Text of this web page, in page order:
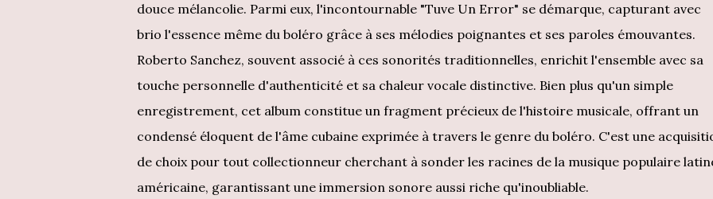
douce mélancolie. Parmi eux, l'incontournable "Tuve Un Error" se démarque, capturant avec
brio l'essence même du boléro grâce à ses mélodies poignantes et ses paroles émouvantes.
Roberto Sanchez, souvent associé à ces sonorités traditionnelles, enrichit l'ensemble avec sa
touche personnelle d'authenticité et sa chaleur vocale distinctive. Bien plus qu'un simple
enregistrement, cet album constitue un fragment précieux de l'histoire musicale, offrant un
condensé éloquent de l'âme cubaine exprimée à travers le genre du boléro. C'est une
de choix pour tout collectionneur cherchant à sonder les racines de la musique populaire
américaine, garantissant une immersion sonore aussi riche qu'inoubliable.